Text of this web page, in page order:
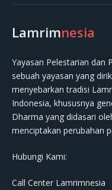
Lamrimnesia
Yayasan Pelestarian dan
sebuah yayasan yang
menyebarkan tradisi
Indonesia, khususnya
Dharma yang didasari
menciptakan perubahan
Hubungi Kami:
Call Center Lamrimnesia